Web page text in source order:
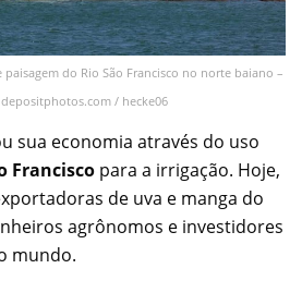
do Rio São Francisco no norte baiano –
/ hecke06
sua economia através do uso
Francisco para a irrigação. Hoje,
de uva e manga do
agrônomos e investidores
mundo.